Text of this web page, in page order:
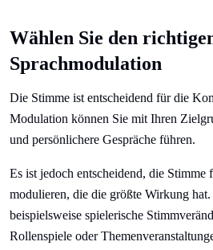
Wählen Sie den
Sprachmodulation
Die Stimme ist entscheidend für die
Modulation können Sie mit Ihren
und persönlichere Gespräche führen.
Es ist jedoch entscheidend, die Stimme
modulieren, die die größte Wirkung hat.
beispielsweise spielerische
Rollenspiele oder